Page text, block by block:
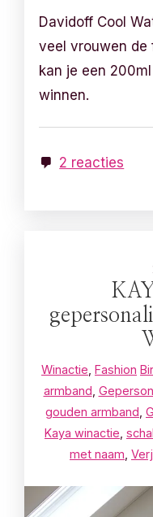
Davidoff Cool
veel vrouwen de
kan je een
winnen.
2 reacties
Winactie Fashion
armband
gouden armband
Kaya winactie
met naam